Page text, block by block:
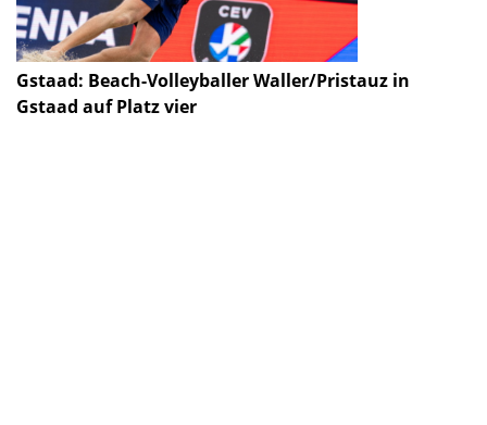
Gstaad: Beach-Volleyballer Waller/Pristauz in
Gstaad auf Platz vier